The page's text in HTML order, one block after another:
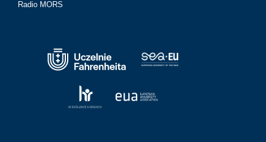
Radio MORS